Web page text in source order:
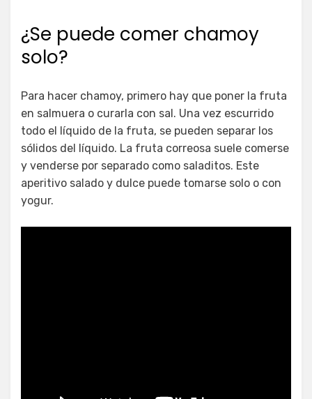
¿Se puede comer chamoy
solo?
Para hacer chamoy, primero hay que poner la fruta
en salmuera o curarla con sal. Una vez escurrido
todo el líquido de la fruta, se pueden separar los
sólidos del líquido. La fruta correosa suele comerse
y venderse por separado como saladitos. Este
aperitivo salado y dulce puede tomarse solo o con
yogur.